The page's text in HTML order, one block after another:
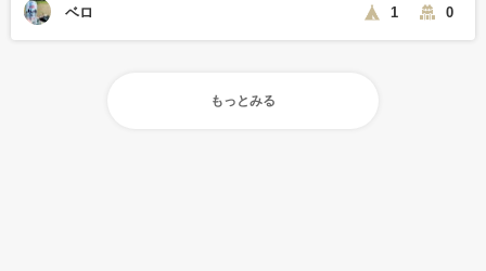
ベロ 1 0
もっとみる